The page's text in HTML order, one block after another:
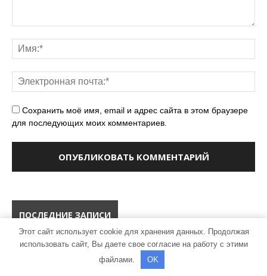
Сохранить моё имя, email и адрес сайта в этом браузере
для последующих моих комментариев.
ПОСЛЕДНИЕ ЗАПИСИ
ВИКТОРИНА ПО МАТЕМАТИКЕ, 1 КЛАСС
24.07.2024
Этот сайт использует cookie для хранения данных. Продолжая
использовать сайт, Вы даете свое согласие на работу с этими
файлами.
OK